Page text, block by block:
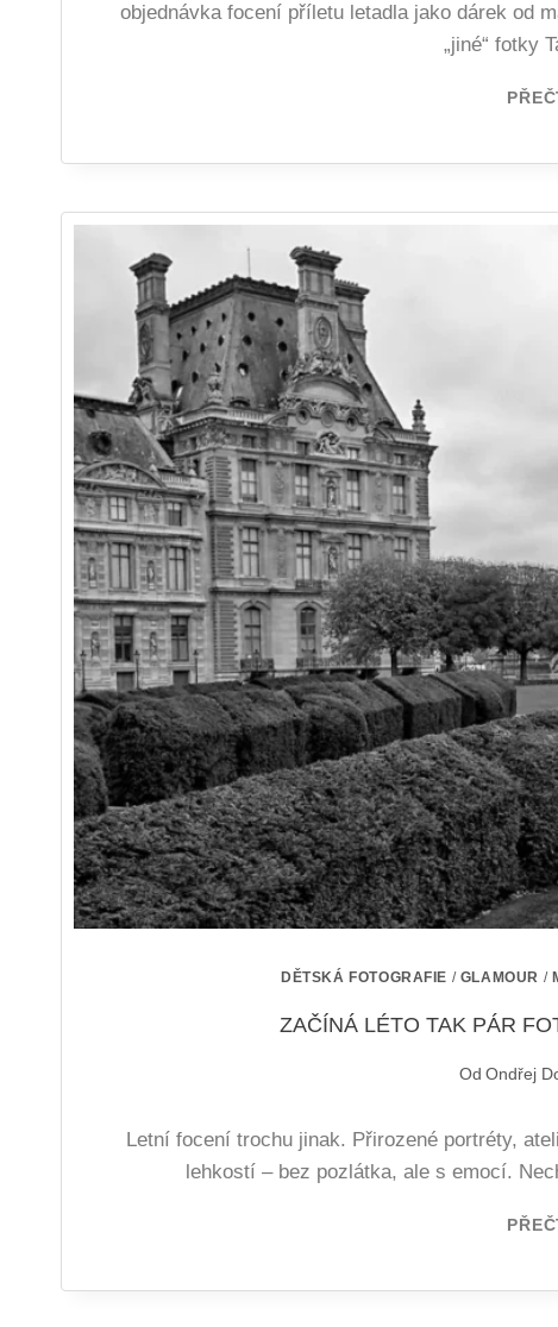
objednávka focení příletu letadla jako dárek od
„jiné“ fotky
DĚTSKÁ FOTOGRAFIE / GLAMOUR /
ZAČÍNÁ LÉTO TAK PÁR
Od Ondřej
Letní focení trochu jinak. Přirozené portréty,
lehkostí – bez pozlátka, ale s emocí.